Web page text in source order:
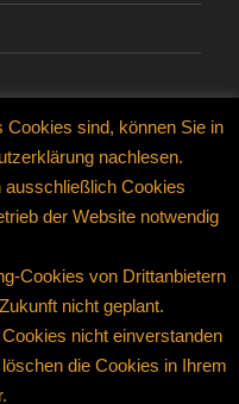
sind, können Sie in
nachlesen.
Cookies
der Website notwendig
Cookies von Drittanbietern
nicht geplant.
nicht einverstanden
die Cookies in Ihrem